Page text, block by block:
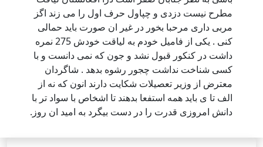
مطرح نیست دزدی و چپاول حرف اول را می زند اگز
مربی داری مرحبا بخور در غیر ان صورت باید حمالی
کنی . یکی از فامیل خودم به لیاقت خودش 275 نمره
داشت در کنکور قبول نشد و جون که نمی دانست و با
کسی شناخت نداشت چجور رشوه بدهد . شاگردان
معترض از وزیر تعصیلات شکایت دارند انون که نه از
الف تا ی باید همه استفعا بدهند تا اشخاص با سواد تر با
دانش امروزی قدرت را در دست بیگرد به امید ان روز.